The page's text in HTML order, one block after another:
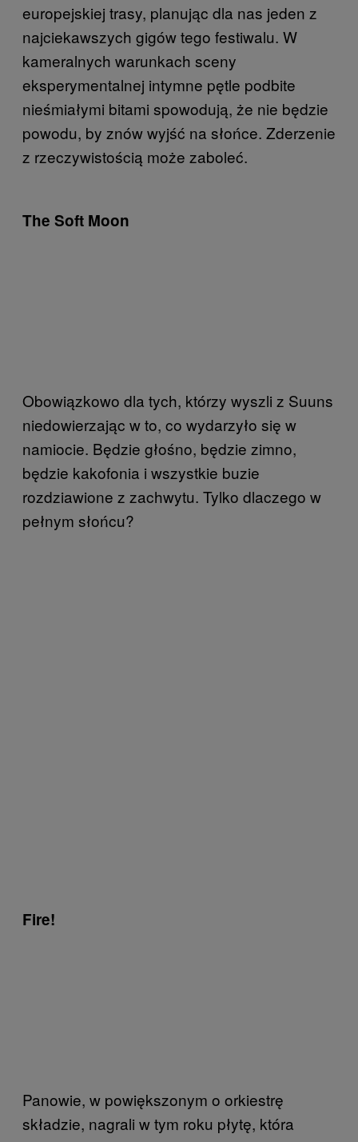
europejskiej trasy, planując dla nas jeden z
najciekawszych gigów tego festiwalu. W
kameralnych warunkach sceny
eksperymentalnej intymne pętle podbite
nieśmiałymi bitami spowodują, że nie będzie
powodu, by znów wyjść na słońce. Zderzenie
z rzeczywistością może zaboleć.
The Soft Moon
Obowiązkowo dla tych, którzy wyszli z Suuns
niedowierzając w to, co wydarzyło się w
namiocie. Będzie głośno, będzie zimno,
będzie kakofonia i wszystkie buzie
rozdziawione z zachwytu. Tylko dlaczego w
pełnym słońcu?
Fire!
Panowie, w powiększonym o orkiestrę
składzie, nagrali w tym roku płytę, która